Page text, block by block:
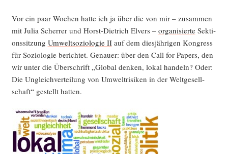
Vor ein paar Wochen hat­te ich ja über die von mir – zusam­men
mit Julia Scher­rer und Horst-Diet­rich Elvers – orga­ni­sier­teSek­ti­
ons­sit­zung Umwelt­so­zio­lo­gie IIauf dem dies­jäh­ri­gen Kon­gress
für Sozio­lo­gie berich­tet. Genau­er: über den Call for Papers, den
wir unter die Über­schrift „Glo­bal den­ken, lokal han­deln? Oder:
Die Ungleich­ver­tei­lung von Umwelt­ri­si­ken in der Welt­ge­sell­
schaft“ gestellt hatten.